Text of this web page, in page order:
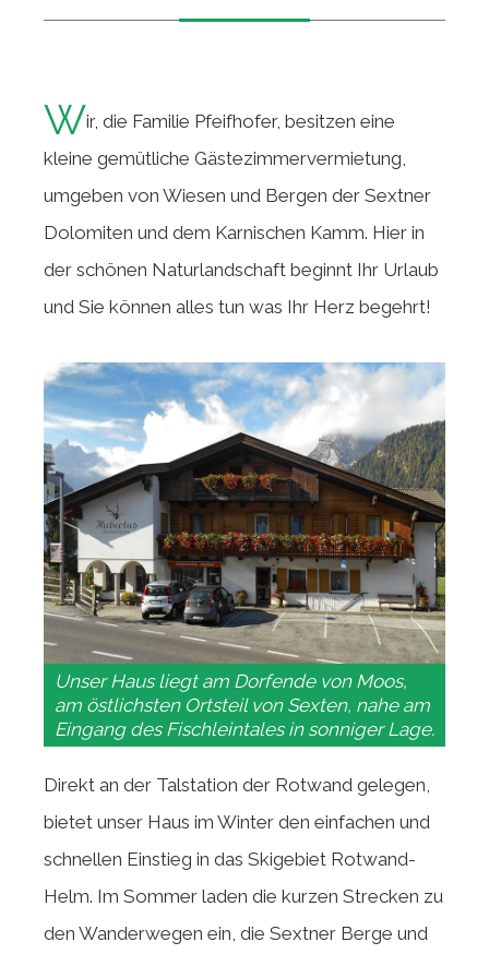
Wir, die Familie Pfeifhofer, besitzen eine
kleine gemütliche Gästezimmervermietung,
umgeben von Wiesen und Bergen der Sextner
Dolomiten und dem Karnischen Kamm. Hier in
der schönen Naturlandschaft beginnt Ihr Urlaub
und Sie können alles tun was Ihr Herz begehrt!
Unser Haus liegt am Dorfende von Moos,
am östlichsten Ortsteil von Sexten, nahe am
Eingang des Fischleintales in sonniger Lage.
Direkt an der Talstation der Rotwand gelegen,
bietet unser Haus im Winter den einfachen und
schnellen Einstieg in das Skigebiet Rotwand-
Helm. Im Sommer laden die kurzen Strecken zu
den Wanderwegen ein, die Sextner Berge und